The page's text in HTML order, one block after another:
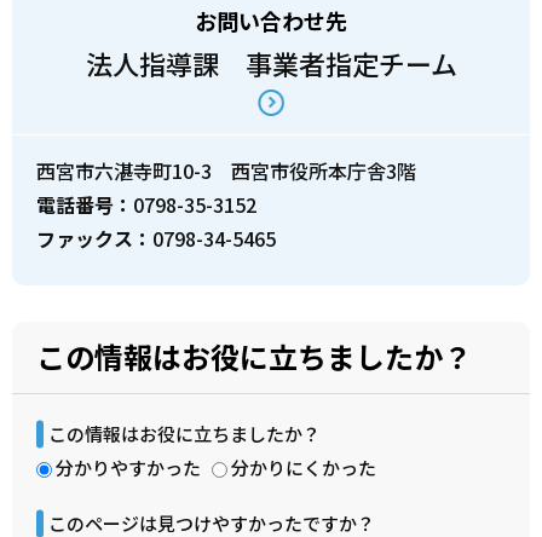
お問い合わせ先
法人指導課 事業者指定チーム
西宮市六湛寺町10-3 西宮市役所本庁舎3階
電話番号： 0798-35-3152
ファックス： 0798-34-5465
この情報はお役に立ちましたか？
この情報はお役に立ちましたか？
分かりやすかった
分かりにくかった
このページは見つけやすかったですか？